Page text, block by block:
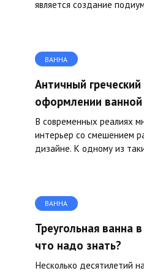
является создание
ВАННА
Античный греческий
оформлении
В современных реалиях
интерьер со смешением
дизайне. К одному из
ВАННА
Треугольная ванна
что надо знать?
Несколько десятилетий